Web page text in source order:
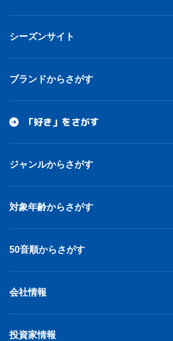
シーズンサイト
ブランドからさがす
「好き」をさがす
ジャンルからさがす
対象年齢からさがす
50音順からさがす
会社情報
投資家情報